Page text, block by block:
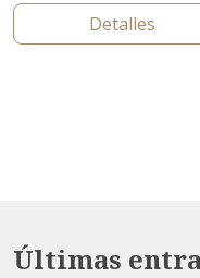
Detalles
Últimas